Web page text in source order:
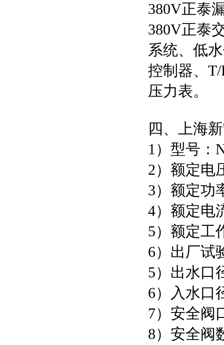
380V正泰
380V正泰
系统、低
控制器、
压力表。
四、上海
1）型号：
2）额定电
3）额定功
4）额定电
5）额定工
6）出厂试
5）出水口
6）入水口
7）安全阀
8）安全阀